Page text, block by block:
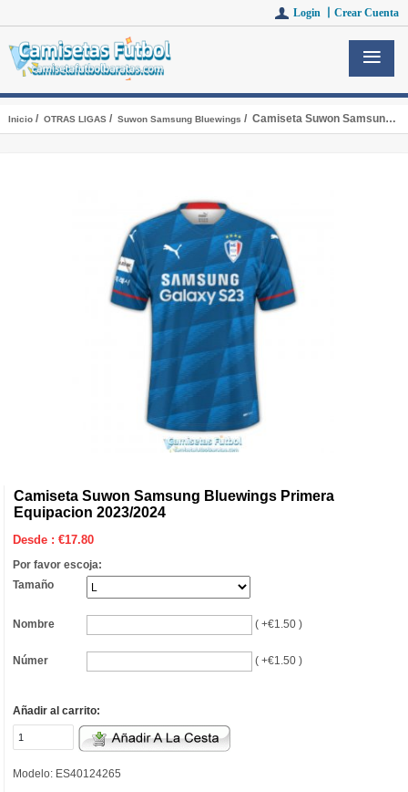
Login 丨 Crear Cuenta
Inicio/ OTRAS LIGAS/ Suwon Samsung Bluewings / Camiseta Suwon Samsung Bluewings Primera Equipacion 2023/2024
Camiseta Suwon Samsung Bluewings Primera
Equipacion 2023/2024
Desde :€17.80
Por favor escoja:
Tamaño
Nombre ( +€1.50 )
Númer ( +€1.50 )
Añadir al carrito:
Modelo: ES40124265